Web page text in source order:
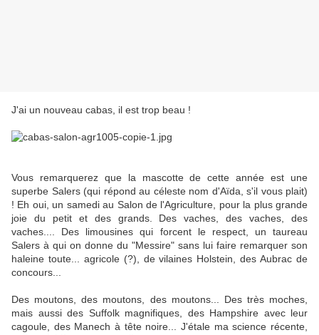
J'ai un nouveau cabas, il est trop beau !
Vous remarquerez que la mascotte de cette année est une
superbe Salers (qui répond au céleste nom d'Aïda, s'il vous plait)
! Eh oui, un samedi au Salon de l'Agriculture, pour la plus grande
joie du petit et des grands. Des vaches, des vaches, des
vaches.... Des limousines qui forcent le respect, un taureau
Salers à qui on donne du "Messire" sans lui faire remarquer son
haleine toute... agricole (?), de vilaines Holstein, des Aubrac de
concours...
Des moutons, des moutons, des moutons... Des très moches,
mais aussi des Suffolk magnifiques, des Hampshire avec leur
cagoule, des Manech à tête noire... J'étale ma science récente,